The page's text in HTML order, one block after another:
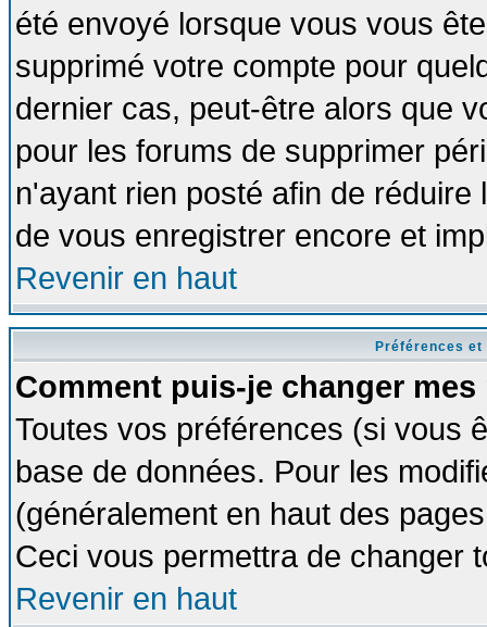
été envoyé lorsque vous vous
supprimé votre compte pour
dernier cas, peut-être alors que
pour les forums de supprimer
n'ayant rien posté afin de
de vous enregistrer encore et
Revenir en haut
Préférences
Comment puis-je changer mes
Toutes vos préférences (si vous
base de données. Pour les
(généralement en haut des
Ceci vous permettra de changer
Revenir en haut